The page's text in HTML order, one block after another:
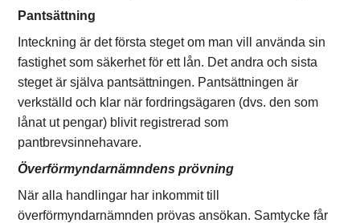
Pantsättning
Inteckning är det första steget om man vill använda sin
fastighet som säkerhet för ett lån. Det andra och sista
steget är själva pantsättningen. Pantsättningen är
verkställd och klar när fordringsägaren (dvs. den som
lånat ut pengar) blivit registrerad som
pantbrevsinnehavare.
Överförmyndarnämndens prövning
När alla handlingar har inkommit till
överförmyndarnämnden prövas ansökan. Samtycke får